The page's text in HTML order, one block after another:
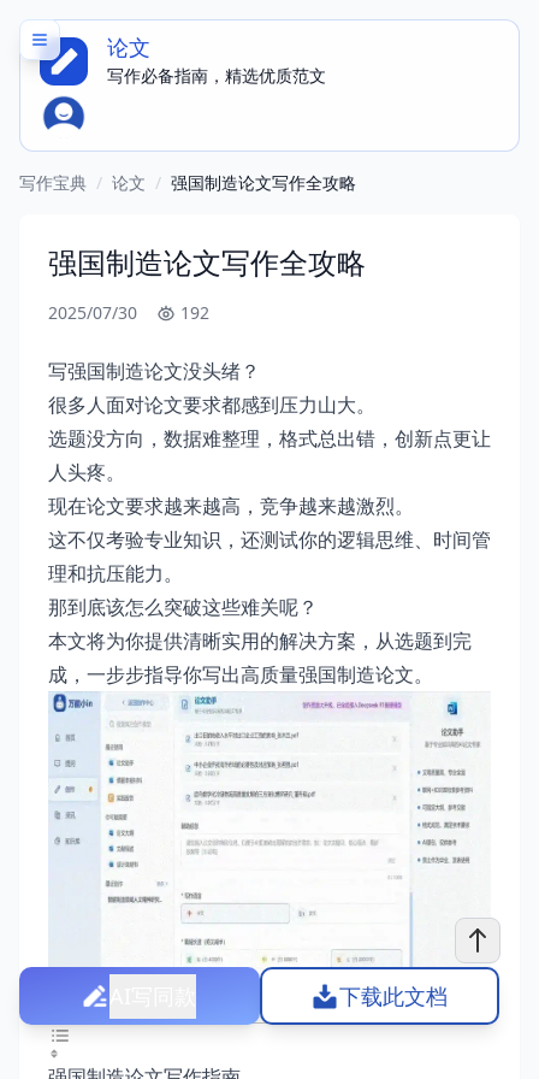
论文
写作必备指南，精选优质范文
写作宝典 / 论文 / 强国制造论文写作全攻略
强国制造论文写作全攻略
2025/07/30 192
写强国制造论文没头绪？
很多人面对论文要求都感到压力山大。
选题没方向，数据难整理，格式总出错，创新点更让
人头疼。
现在论文要求越来越高，竞争越来越激烈。
这不仅考验专业知识，还测试你的逻辑思维、时间管
理和抗压能力。
那到底该怎么突破这些难关呢？
本文将为你提供清晰实用的解决方案，从选题到完
成，一步步指导你写出高质量强国制造论文。
下载此文档